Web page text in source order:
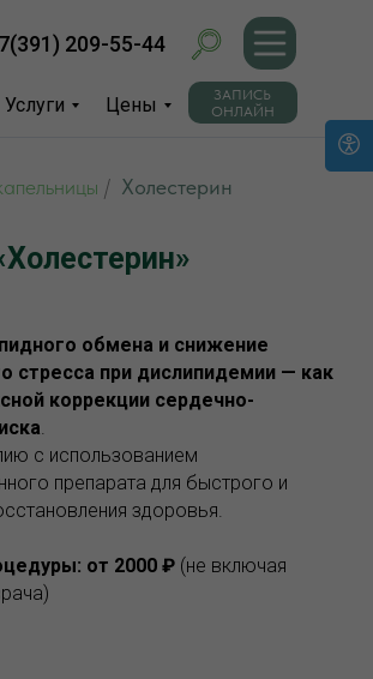
центре
Вакансии
Контакты
Цены
Услуги
ЗАПИСЬ
ОНЛАЙН
Сб.: 08.00 до 16.00
08.00 - 16.00
Красноярск,
Бограда, 132
Красноярск, ул.
Бограда, 132
209-55-44
центре
Вакансии
Контакты
Цены
Услуги
ЗАПИСЬ
ОНЛАЙН
Красноярск,
Бограда, 132
209-55-44
/ Холестерин
обмена и снижение
стресса при дислипидемии — как
коррекции сердечно-
с использованием
препарата для быстрого и
здоровья.
от 2000 ₽ (не включая